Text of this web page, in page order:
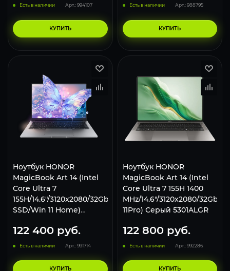
Есть в наличии Арт.: 994107
КУПИТЬ
Есть в наличии Арт.: 988795
КУПИТЬ
Ноутбук HONOR
MagicBook Art 14 (Intel
Core Ultra 7
155H/14.6"/3120x2080/32Gb/1Tb
SSD/Win 11 Home)
122 400 руб.
Есть в наличии Арт.: 991714
КУПИТЬ
Ноутбук HONOR
MagicBook Art 14 (Intel
Core Ultra 7 155H 1400
MHz/14.6"/3120x2080/32Gb/
11Pro) Серый 5301ALGR
122 800руб.
Есть в наличии Арт.: 992286
КУПИТЬ